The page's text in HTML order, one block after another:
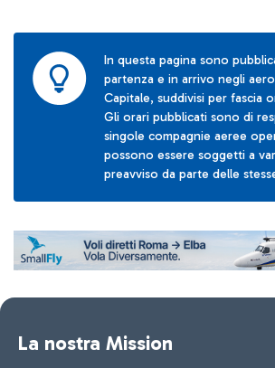
In questa pagina sono
partenza e in arrivo negli
Capitale, suddivisi per fascia
Gli orari pubblicati sono di
singole compagnie aeree
possono essere soggetti a
preavviso da parte delle
La nostra Mission